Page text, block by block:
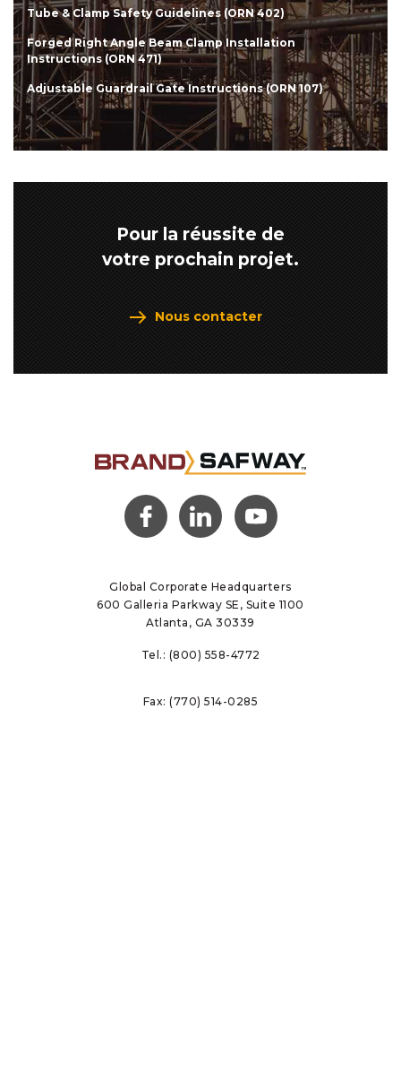
Tube & Clamp Safety Guidelines (ORN 402)
Forged Right Angle Beam Clamp Installation
Instructions (ORN 471)
Adjustable Guardrail Gate Instructions (ORN 107)
Pour la réussite de
votre prochain projet.
Nous contacter
(opens
(opens
in a
(opens
in a
Global Corporate Headquarters
600 Galleria Parkway SE, Suite 1100
Atlanta, GA 30339
Tel.: (800) 558-4772
Fax:(770) 514-0285